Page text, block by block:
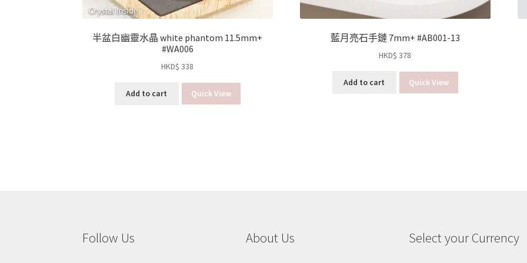
半盆白幽靈水晶 white phantom 11.5mm+
#WA006
HKD$ 338
Add to cart Quick View
藍月亮石手鏈 7mm+ #AB001-13
HKD$ 378
Add to cart Quick View
Follow Us About Us Select your Currency